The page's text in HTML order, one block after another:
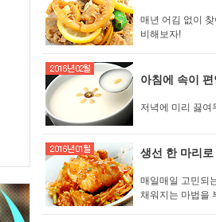
매년 어김 없이
비해보자!
아침에 속이
저녁에 미리 끓여
생선 한 마리
매일매일 고민되
채워지는 마법을